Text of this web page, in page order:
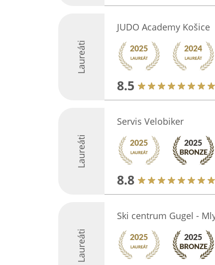
Laureáti
JUDO Academy Košice
8.5
Laureáti
Servis Velobiker
8.8
Laureáti
Ski centrum Gugel -